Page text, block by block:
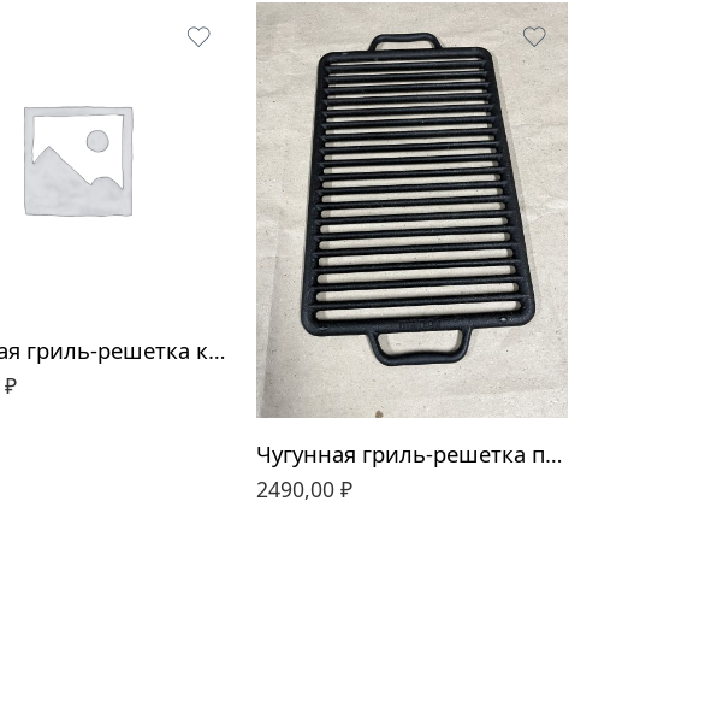
Чугунная гриль-решетка круглая D430
₽
Чугунная гриль-решетка прямоугольная 470*400
2490,00 ₽